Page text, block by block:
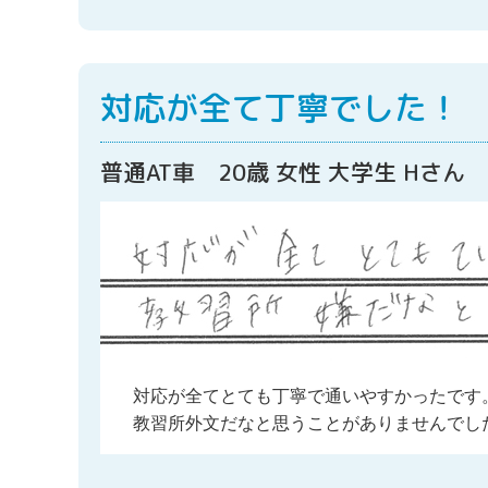
対応が全て丁寧でした！
普通AT車 20歳 女性 大学生 Hさん
対応が全てとても丁寧で通いやすかったです
教習所外文だなと思うことがありませんでし